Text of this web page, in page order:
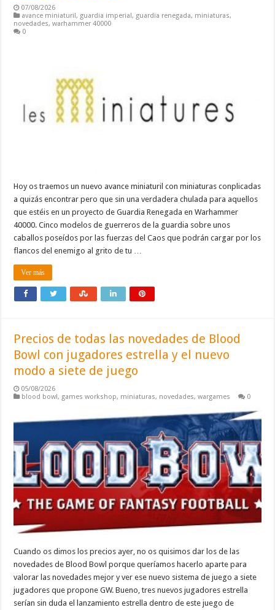
07/08/2026
avance miniaturil, guardia imperial, guardia renegada, miniaturas,
novedades,warhammer 40000
0
Hoy os traemos un nuevo avance miniaturil con miniaturas conplicadas
a quizás encontrar pero que sin una verdadera chulada para aquellos
que estéis en un proyecto de Guardia Renegada en Warhammer
40000. Cinco modelos de guerreros de la guardia sobre unos
caballos poseídos por las fuerzas del Caos que podrán cargar por los
flancos del enemigo al grito de tu …
Ver más
Precios de todas las novedades de Blood
Bowl con jugadores estrella y el nuevo
modo a siete de juego
05/08/2026
blood bowl, games workshop, miniaturas, novedades,wargames 0
Cuando os dimos los precios ayer, no os quisimos dar los de las
novedades de Blood Bowl porque queríamos hacerlo aparte para
valorar las novedades mejor y ver ese nuevo sistema de juego a siete
jugadores que propone GW. Bueno, tres nuevos jugadores estrella
serían sin duda el lanzamiento estrella dentro de este juego de